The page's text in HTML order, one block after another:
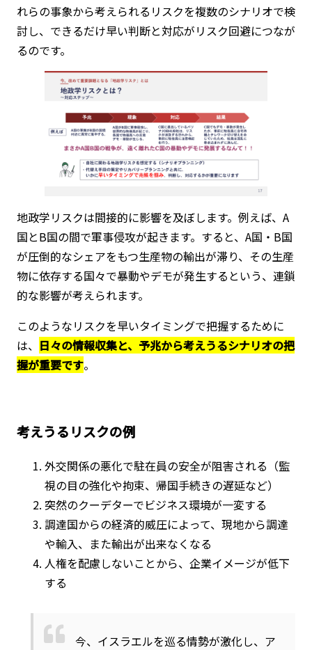
れらの事象から考えられるリスクを複数のシナリオで検
討し、できるだけ早い判断と対応がリスク回避につなが
るのです。
地政学リスクは間接的に影響を及ぼします。例えば、A
国とB国の間で軍事侵攻が起きます。すると、A国・B国
が圧倒的なシェアをもつ生産物の輸出が滞り、その生産
物に依存する国々で暴動やデモが発生するという、連鎖
的な影響が考えられます。
このようなリスクを早いタイミングで把握するために
は、 日々の情報収集と、予兆から考えうるシナリオの把
握が重要です。
考えうるリスクの例
外交関係の悪化で駐在員の安全が阻害される（監
視の目の強化や拘束、帰国手続きの遅延など）
突然のクーデターでビジネス環境が一変する
調達国からの経済的威圧によって、現地から調達
や輸入、また輸出が出来なくなる
人権を配慮しないことから、企業イメージが低下
する
今、イスラエルを巡る情勢が激化し、ア